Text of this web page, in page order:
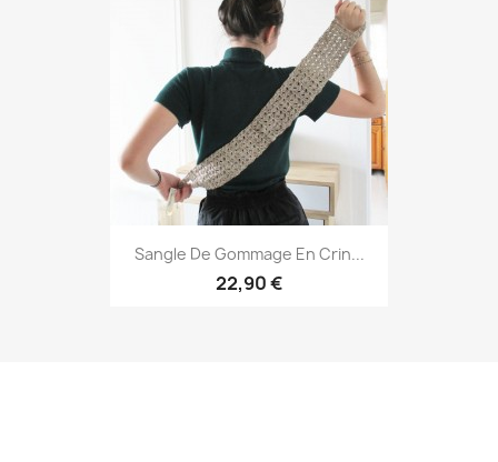
Sangle De Gommage En Crin...
22,90 €